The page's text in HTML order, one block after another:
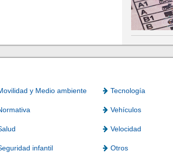
y Medio ambiente Tecnología
Vehículos
Velocidad
infantil Otros